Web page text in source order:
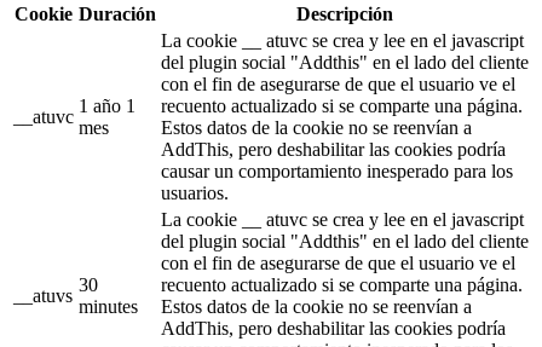
Cookie Duración Descripción
__atuvc
1 año 1
mes
La cookie __ atuvc se crea y lee en el javascript
del plugin social "Addthis" en el lado del cliente
con el fin de asegurarse de que el usuario ve el
recuento actualizado si se comparte una página.
Estos datos de la cookie no se reenvían a
AddThis, pero deshabilitar las cookies podría
causar un comportamiento inesperado para los
usuarios.
__atuvs
30
minutes
La cookie __ atuvc se crea y lee en el javascript
del plugin social "Addthis" en el lado del cliente
con el fin de asegurarse de que el usuario ve el
recuento actualizado si se comparte una página.
Estos datos de la cookie no se reenvían a
AddThis, pero deshabilitar las cookies podría